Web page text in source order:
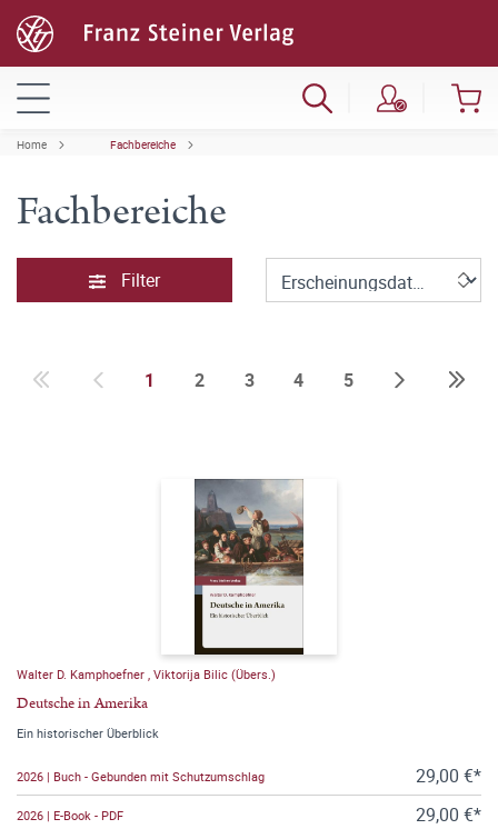
Home Fachbereiche
Fachbereiche
Filter
1 2 3 4 5
Walter D. Kamphoefner , Viktorija Bilic (Übers.)
Deutsche in Amerika
Ein historischer Überblick
2026 | Buch - Gebunden mit Schutzumschlag 29,00 €*
2026 | E-Book - PDF 29,00 €*